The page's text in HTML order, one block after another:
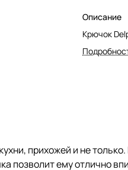
Описание
Крючок
прихожей и не
позволит ему отлично